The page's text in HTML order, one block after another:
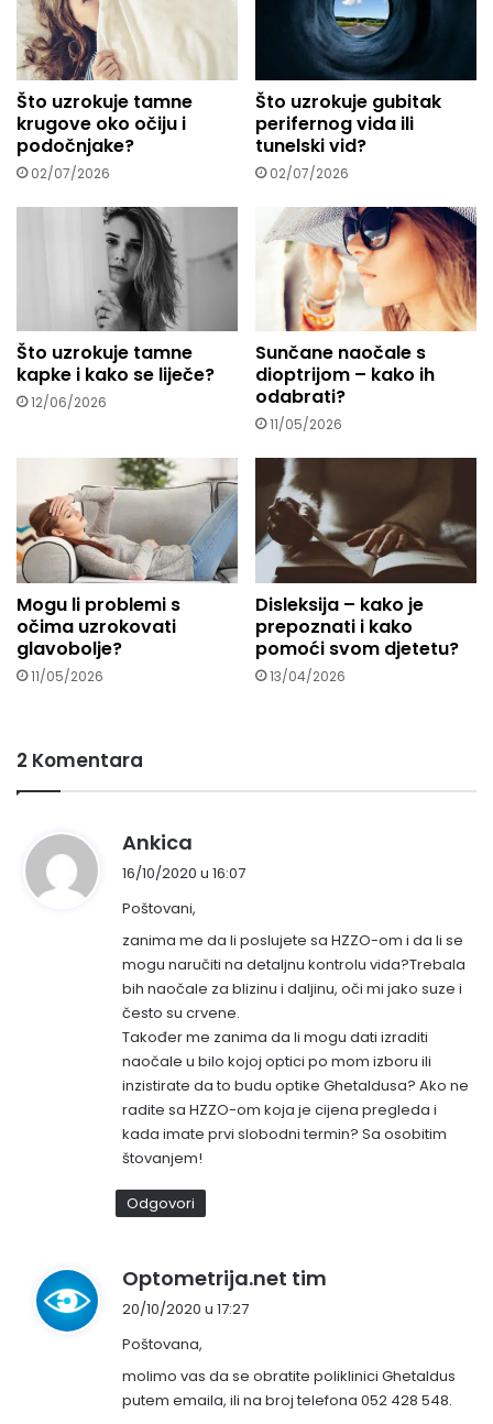
e
s
u
.
.
.
Što uzrokuje tamne
krugove oko očiju i
podočnjake?
02/07/2026
Što uzrokuje gubitak
perifernog vida ili
tunelski vid?
02/07/2026
Što uzrokuje tamne
kapke i kako se liječe?
12/06/2026
Sunčane naočale s
dioptrijom – kako ih
odabrati?
11/05/2026
Mogu li problemi s
očima uzrokovati
glavobolje?
11/05/2026
Disleksija – kako je
prepoznati i kako
pomoći svom djetetu?
13/04/2026
2 Komentara
Ankica
i
s
a
o
:
16/10/2020 u 16:07
Poštovani,
zanima me da li poslujete sa HZZO-om i da li se
mogu naručiti na detaljnu kontrolu vida?Trebala
bih naočale za blizinu i daljinu, oči mi jako suze i
često su crvene.
Također me zanima da li mogu dati izraditi
naočale u bilo kojoj optici po mom izboru ili
inzistirate da to budu optike Ghetaldusa? Ako ne
radite sa HZZO-om koja je cijena pregleda i
kada imate prvi slobodni termin? Sa osobitim
štovanjem!
Odgovori
Optometrija.net tim
s
a
20/10/2020 u 17:27
Poštovana,
molimo vas da se obratite poliklinici Ghetaldus
putem emaila, ili na broj telefona 052 428 548.